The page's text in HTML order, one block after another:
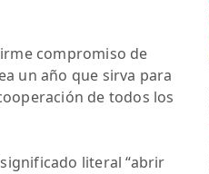
compromiso de
un año que sirva para
de todos los
literal “abrir